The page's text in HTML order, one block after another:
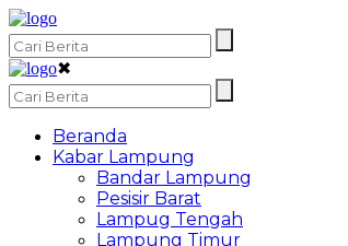
✖
Beranda
Kabar Lampung
Bandar Lampung
Pesisir Barat
Lampug Tengah
Lampung Timur